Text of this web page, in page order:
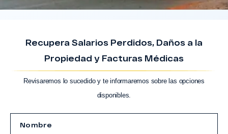
Recupera Salarios Perdidos, Daños a la
Propiedad y Facturas Médicas
Revisaremos lo sucedido y te informaremos sobre las opciones
disponibles.